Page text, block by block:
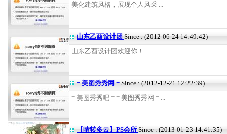
美化建筑风格，展现个人风采 ...
山东乙酉设计团 Since : (2012-06-24 14:49:42)
山东乙酉设计团欢迎你！ ...
= 美图秀秀网 = Since : (2012-12-21 12:22:39)
= 美图秀秀吧 = = 美图秀秀网 = ...
【晴转多云】PS会所 Since : (2013-01-23 14:41:35)